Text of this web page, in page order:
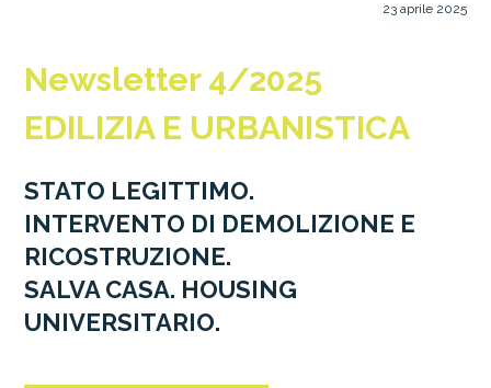
23 aprile 2025
Newsletter 4/2025
EDILIZIA E URBANISTICA
STATO LEGITTIMO.
INTERVENTO DI DEMOLIZIONE E
RICOSTRUZIONE.
SALVA CASA. HOUSING
UNIVERSITARIO.